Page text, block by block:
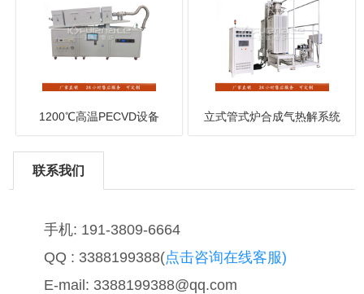
1200℃高温PECVD设备 立式管式炉合成气热解系统
联系我们
手机: 191-3809-6664
QQ : 3388199388(点击咨询在线客服)
E-mail: 3388199388@qq.com